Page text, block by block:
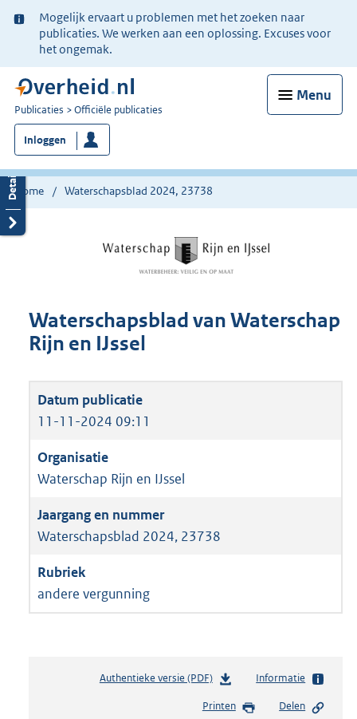
Ter
informatie:
Mogelijk ervaart u problemen met het zoeken naar
publicaties. We werken aan een oplossing. Excuses voor
het ongemak.
Menu
U
bent
nu
hier:
Publicaties Officiële publicaties
Inloggen
Home Waterschapsblad 2024, 23738
Waterschapsblad van Waterschap
Rijn en IJssel
11-11-2024 09:11
Waterschap Rijn en IJssel
Waterschapsblad 2024, 23738
andere vergunning
Authentieke versie (PDF)b
s
Informatie
Printen Delen